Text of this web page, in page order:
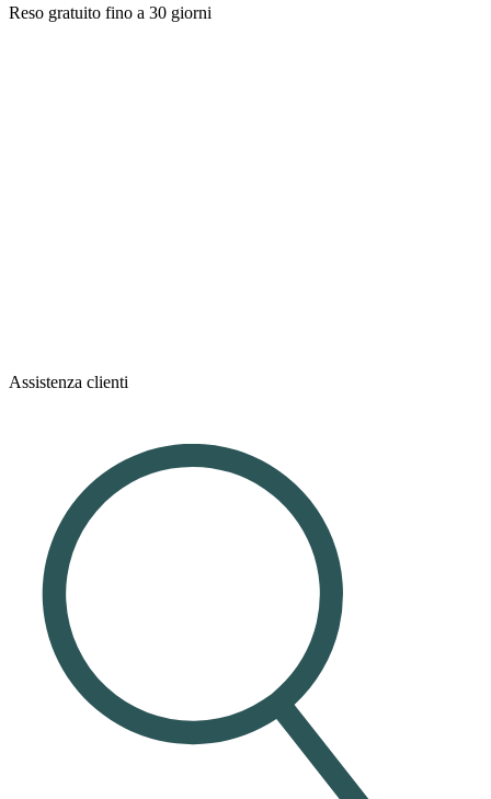
Reso gratuito fino a 30 giorni
Assistenza clienti